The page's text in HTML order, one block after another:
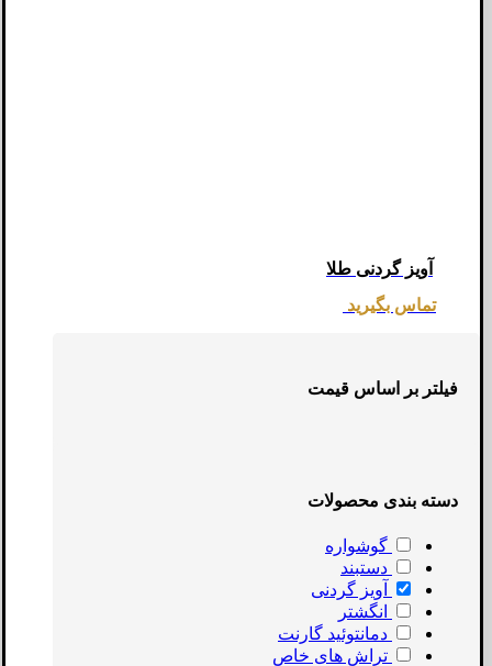
آویز گردنی طلا
تماس بگیرید
فیلتر بر اساس قیمت
دسته بندی محصولات
گوشواره
دستبند
آویز گردنی
انگشتر
دمانتوئید گارنت
تراش های خاص